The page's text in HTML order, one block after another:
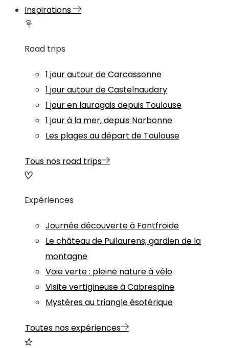
Inspirations
Road trips
1 jour autour de Carcassonne
1 jour autour de Castelnaudary
1 jour en lauragais depuis Toulouse
1 jour à la mer, depuis Narbonne
Les plages au départ de Toulouse
Tous nos road trips
Expériences
Journée découverte à Fontfroide
Le château de Puilaurens, gardien de la
montagne
Voie verte : pleine nature à vélo
Visite vertigineuse à Cabrespine
Mystères au triangle ésotérique
Toutes nos expériences